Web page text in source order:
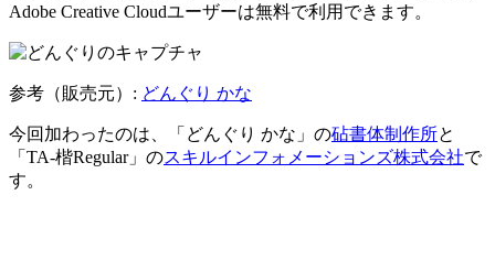
Adobe Creative Cloudユーザーは無料で利用できます。
参考（販売元）: どんぐり かな
今回加わったのは、「どんぐり かな」の砧書体制作所と
「TA-楷Regular」のスキルインフォメーションズ株式会社で
す。